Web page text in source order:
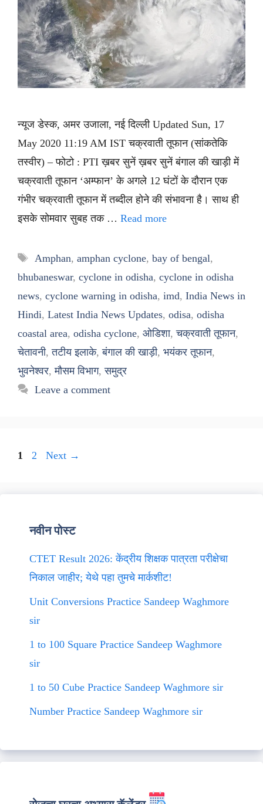
न्यूज डेस्क, अमर उजाला, नई दिल्ली Updated Sun, 17
May 2020 11:19 AM IST चक्रवाती तूफान (सांकतेकि
तस्वीर) – फोटो : PTI ख़बर सुनें ख़बर सुनें बंगाल की खाड़ी में
चक्रवाती तूफान ‘अम्फान’ के अगले 12 घंटों के दौरान एक
गंभीर चक्रवाती तूफान में तब्दील होने की संभावना है। साथ ही
इसके सोमवार सुबह तक … Read more
Tags
Amphan, amphan cyclone, bay of bengal,
bhubaneswar, cyclone in odisha, cyclone in odisha
news, cyclone warning in odisha, imd, India News in
Hindi, Latest India News Updates, odisa, odisha
coastal area, odisha cyclone, ओडिशा,चक्रवाती तूफान,
चेतावनी,तटीय इलाके,बंगाल की खाड़ी, भयंकर तूफान,
भुवनेश्वर,मौसम विभाग,समुद्र
Leave a comment
Page
1 Page
2 Next →
नवीन पोस्ट
CTET Result 2026: केंद्रीय शिक्षक पात्रता परीक्षेचा
निकाल जाहीर; येथे पहा तुमचे मार्कशीट!
Unit Conversions Practice Sandeep Waghmore
sir
1 to 100 Square Practice Sandeep Waghmore
sir
1 to 50 Cube Practice Sandeep Waghmore sir
Number Practice Sandeep Waghmore sir